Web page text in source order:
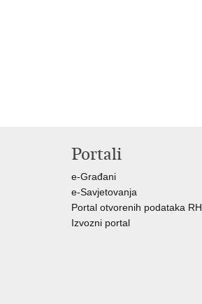
Portali
e-Građani
e-Savjetovanja
Portal otvorenih podataka RH
Izvozni portal